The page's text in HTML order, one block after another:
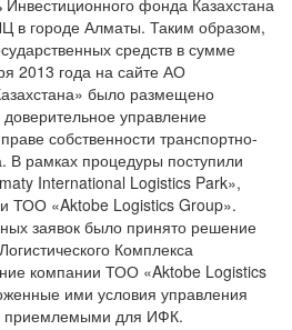
Инвестиционного фонда Казахстана
в городе Алматы. Таким образом,
средств в сумме
2013 года на сайте АО
было размещено
управление
собственности транспортно-
В рамках процедуры поступили
International Logistics Park»,
ТОО «Aktobe Logistics Group».
заявок было принято решение
Комплекса
компании ТОО «Aktobe Logistics
ими условия управления
приемлемыми для ИФК.